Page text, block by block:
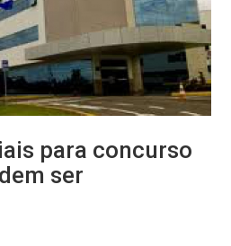
para concurso
ser